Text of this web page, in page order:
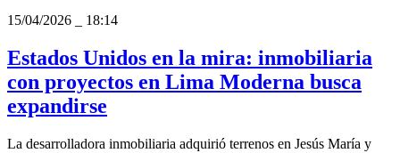
15/04/2026
18:14
Estados Unidos en la mira: inmobiliaria
con proyectos en Lima Moderna busca
expandirse
La desarrolladora inmobiliaria adquirió terrenos en Jesús María y